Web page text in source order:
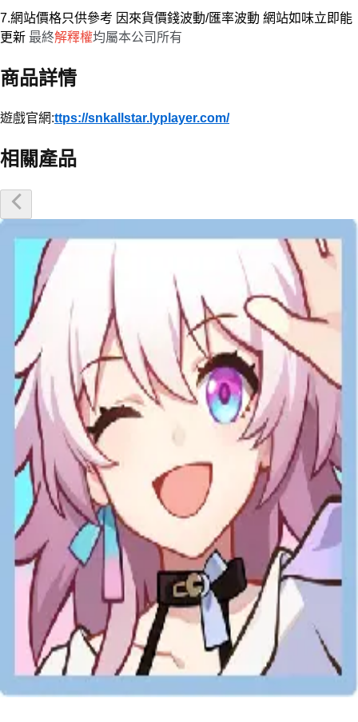
7.網站價格只供參考 因來貨價錢波動/匯率波動 網站如味立即能
更新 最終解釋權均屬本公司所有
商品詳情
遊戲官網:ttps://snkallstar.lyplayer.com/
相關產品
手機遊戲
崩壞星穹鐵道 儲值